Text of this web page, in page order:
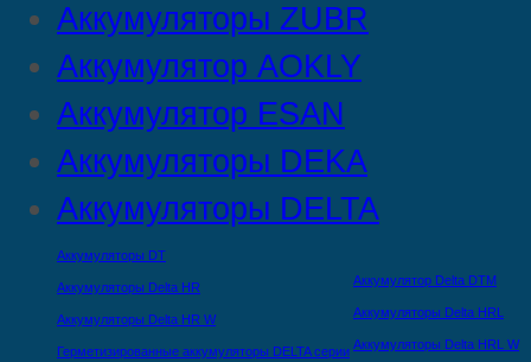
Аккумуляторы ZUBR
Аккумулятор AOKLY
Аккумулятор ESAN
Аккумуляторы DEKA
Аккумуляторы DELTA
Аккумуляторы DT
Аккумуляторы Delta HR
Аккумуляторы Delta HR W
Герметизированные аккумуляторы DELTA серии
Аккумулятор Delta DTМ
Аккумуляторы Delta HRL
Аккумуляторы Delta HRL W